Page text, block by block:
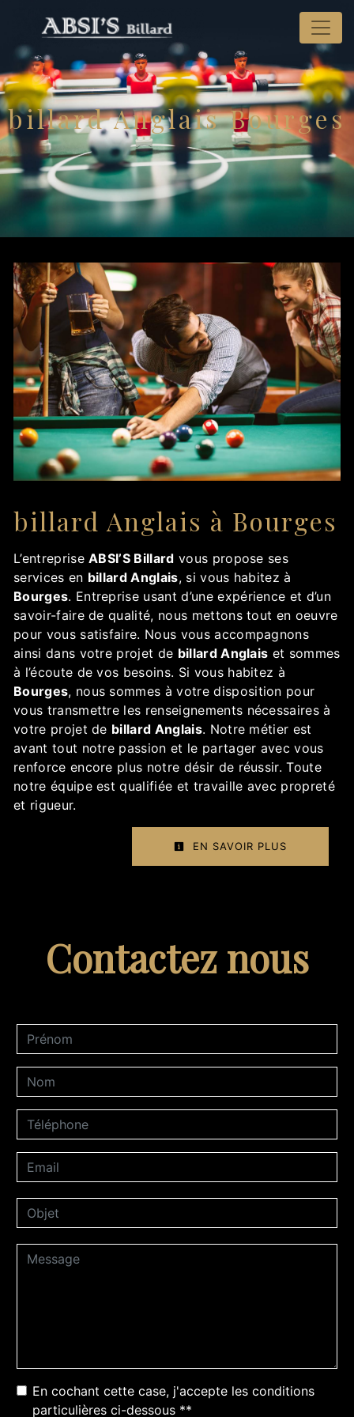
billard Anglais Bourges
billard Anglais à Bourges
L’entrepriseABSI’S Billard vous propose ses
services en billard Anglais, si vous habitez à
Bourges. Entreprise usant d’une expérience et d’un
savoir-faire de qualité, nous mettons tout en oeuvre
pour vous satisfaire. Nous vous accompagnons
ainsi dans votre projet de billard Anglais et sommes
à l’écoute de vos besoins. Si vous habitez à
Bourges, nous sommes à votre disposition pour
vous transmettre les renseignements nécessaires à
votre projet de billard Anglais. Notre métier est
avant tout notre passion et le partager avec vous
renforce encore plus notre désir de réussir. Toute
notre équipe est qualifiée et travaille avec propreté
et rigueur.
EN SAVOIR PLUS
Contactez nous
En cochant cette case, j'accepte les conditions
particulières ci-dessous **